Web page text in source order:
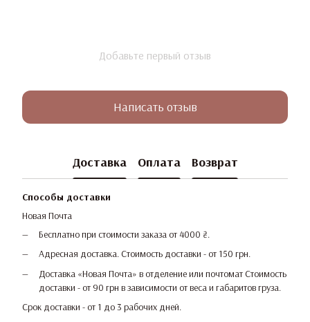
Добавьте первый отзыв
Написать отзыв
Доставка Оплата Возврат
Способы доставки
Новая Почта
Бесплатно при стоимости заказа от 4000 ₴.
Адресная доставка. Стоимость доставки - от 150 грн.
Доставка «Новая Почта» в отделение или почтомат Стоимость
доставки - от 90 грн в зависимости от веса и габаритов груза.
Срок доставки - от 1 до 3 рабочих дней.